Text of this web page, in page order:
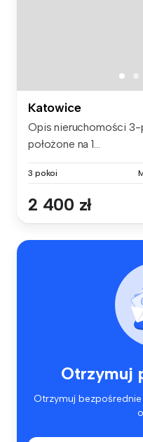
Katowice
Opis nieruchomości
położone na 1...
3 pokoi
2 400 zł
Otrzymuj
Otrzymuj